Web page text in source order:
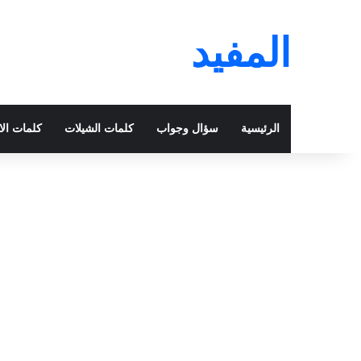
المفيد
الرئيسية سؤال وجواب كلمات الشيلات كلمات